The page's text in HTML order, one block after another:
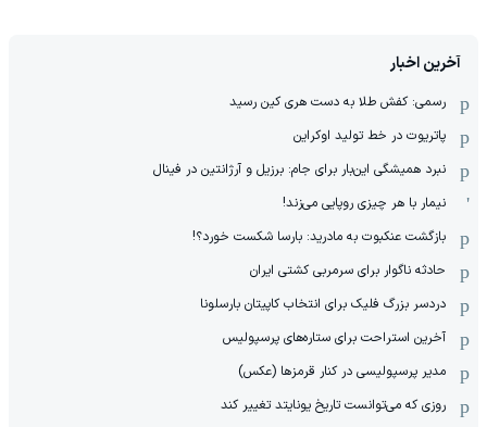
آخرین اخبار
رسمی: کفش طلا به دست هری کین رسید
پاتریوت در خط تولید اوکراین
نبرد همیشگی این‌بار برای جام: برزیل و آرژانتین در فینال
نیمار با هر چیزی روپایی می‌زند!
بازگشت عنکبوت به مادرید: بارسا شکست خورد؟!
حادثه ناگوار برای سرمربی کشتی ایران
دردسر بزرگ فلیک برای انتخاب کاپیتان بارسلونا
آخرین استراحت برای ستاره‌های پرسپولیس
مدیر پرسپولیسی در کنار قرمزها (عکس)
روزی که می‌توانست تاریخ یونایتد تغییر کند